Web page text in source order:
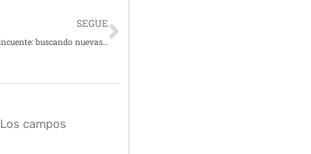
SEGUE
La evolución del ciberdelincuente: buscando nuevas formas para atacar a usuarios
Siguiente
Los campos